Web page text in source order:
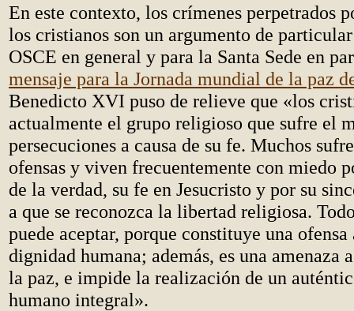
En este contexto, los crímenes perpetrados
los cristianos son un argumento de
OSCE en general y para la Santa Sede en
mensaje para la Jornada mundial de la paz
Benedicto XVI puso de relieve que «los
actualmente el grupo religioso que sufre el
persecuciones a causa de su fe. Muchos
ofensas y viven frecuentemente con miedo
de la verdad, su fe en Jesucristo y por su
a que se reconozca la libertad religiosa.
puede aceptar, porque constituye una
dignidad humana; además, es una amenaza
la paz, e impide la realización de un
humano integral».